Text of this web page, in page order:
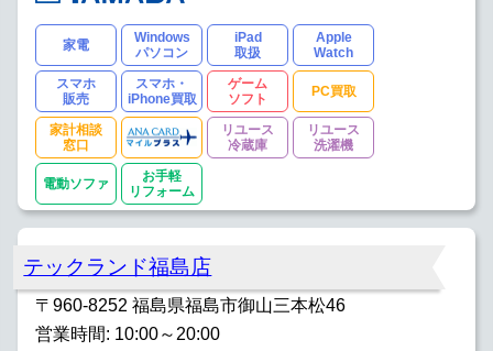
家電
Windows
パソコン
iPad
取扱
Apple
Watch
スマホ
販売
スマホ・
iPhone買取
ゲーム
ソフト
PC買取
家計相談
窓口
リユース
冷蔵庫
リユース
洗濯機
電動ソファ
お手軽
リフォーム
テックランド福島店
〒960-8252 福島県福島市御山三本松46
営業時間: 10:00～20:00